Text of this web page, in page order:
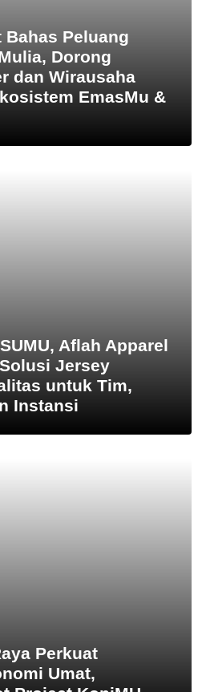
Bahas Peluang
Dorong
dan Wirausaha
EmasMu &
Aflah Apparel
Jersey
untuk Tim,
Instansi
Perkuat
Umat,